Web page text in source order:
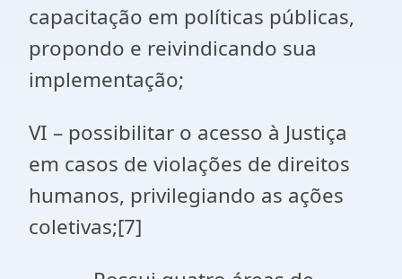
capacitação em políticas públicas,
propondo e reivindicando sua
implementação;
VI – possibilitar o acesso à Justiça
em casos de violações de direitos
humanos, privilegiando as ações
coletivas;[7]